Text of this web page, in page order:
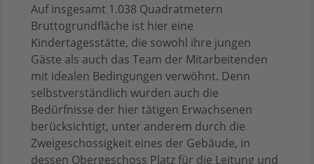
Auf insgesamt 1.038 Quadratmetern
Bruttogrundfläche ist hier eine
Kindertagesstätte, die sowohl ihre jungen
Gäste als auch das Team der Mitarbeitenden
mit idealen Bedingungen verwöhnt. Denn
selbstverständlich wurden auch die
Bedürfnisse der hier tätigen Erwachsenen
berücksichtigt, unter anderem durch die
Zweigeschossigkeit eines der Gebäude, in
dessen Obergeschoss Platz für die Leitung und